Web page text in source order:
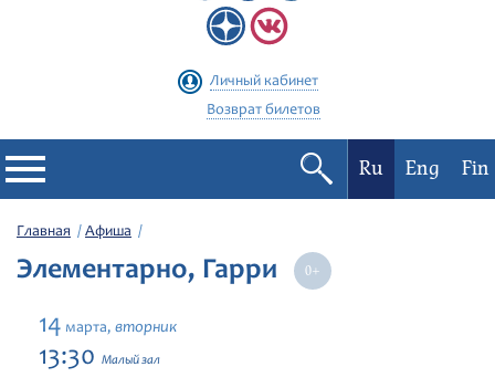
Личный кабинет
Возврат билетов
Филармония
Фестивали
Ru Eng Fin
Главная Афиша
Элементарно, Гарри
14 марта, вторник
13:30 Малый зал